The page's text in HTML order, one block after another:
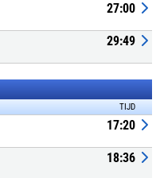
27:00
29:49
TIJD
17:20
18:36